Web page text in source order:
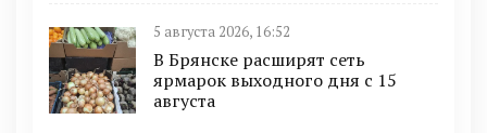
5 августа 2026, 16:52
В Брянске расширят сеть
ярмарок выходного дня с 15
августа